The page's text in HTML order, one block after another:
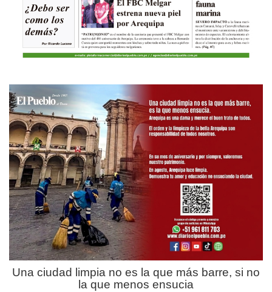
Una ciudad limpia no es la que más barre, si no
la que menos ensucia